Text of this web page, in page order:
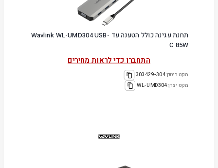
תחנת עגינה כולל הטענה עד Wavlink WL-UMD304 USB-
C 85W
התחברו כדי לראות מחירים
מקט ביטק:303429-304
מקט יצרן:WL-UMD304